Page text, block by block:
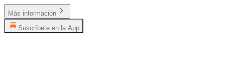
Más información
Suscríbete en la App